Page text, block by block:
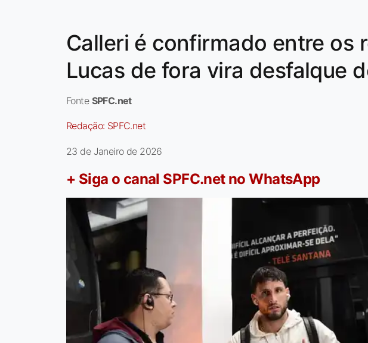
Calleri é confirmado entre os
Lucas de fora vira desfalque
Fonte SPFC.net
Redação: SPFC.net
23 de Janeiro de 2026
+ Siga o canal SPFC.net no WhatsApp